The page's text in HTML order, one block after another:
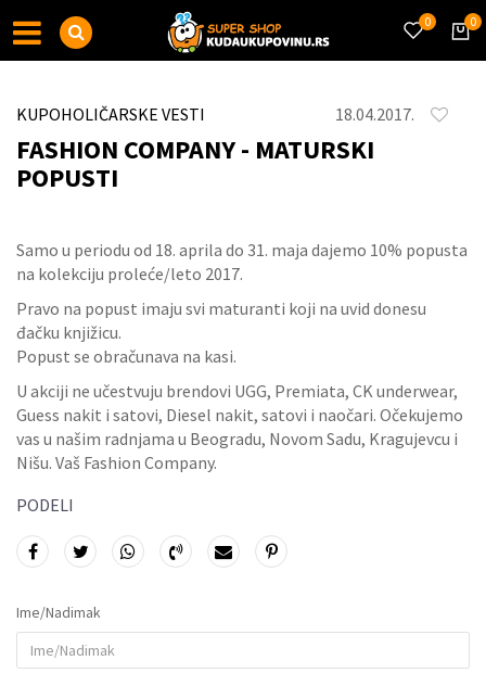
0
0
KUPOHOLIČARSKE VESTI 18.04.2017.
FASHION COMPANY - MATURSKI
POPUSTI
Samo u periodu od 18. aprila do 31. maja dajemo 10% popusta
na kolekciju proleće/leto 2017.
Pravo na popust imaju svi maturanti koji na uvid donesu
đačku knjižicu.
Popust se obračunava na kasi.
U akciji ne učestvuju brendovi UGG, Premiata, CK underwear,
Guess nakit i satovi, Diesel nakit, satovi i naočari. Očekujemo
vas u našim radnjama u Beogradu, Novom Sadu, Kragujevcu i
Nišu. Vaš Fashion Company.
PODELI
Ime/Nadimak